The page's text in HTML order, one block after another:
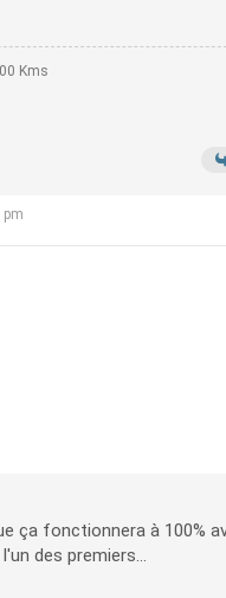
Kms
ça fonctionnera à 100%
des premiers...